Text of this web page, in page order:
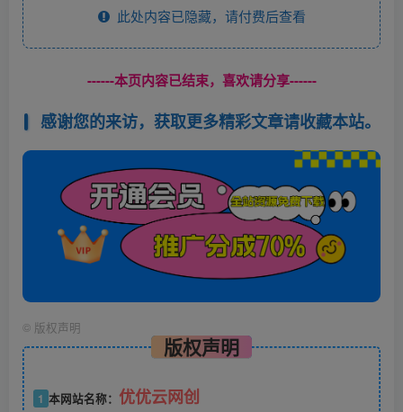
此处内容已隐藏，请付费后查看
------本页内容已结束，喜欢请分享------
感谢您的来访，获取更多精彩文章请收藏本站。
© 版权声明
版权声明
1 本网站名称： 优优云网创